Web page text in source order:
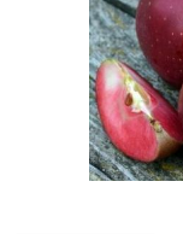
Фото